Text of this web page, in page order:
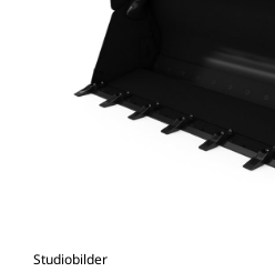
Studiobilder